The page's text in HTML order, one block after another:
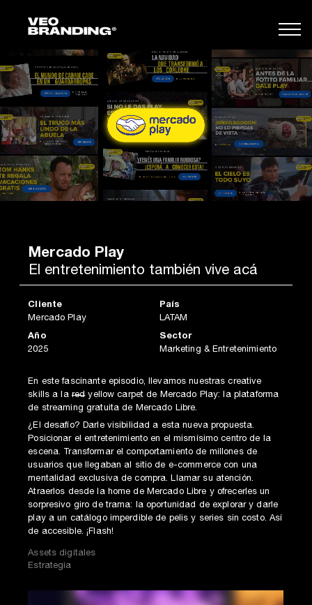
Mercado Play
El entretenimiento también vive acá
Cliente
Mercado Play
Año
2025
País
LATAM
Sector
Marketing & Entretenimiento
En este fascinante episodio, llevamos nuestras creative
skills a laredyellow carpet de Mercado Play: la plataforma
de streaming gratuita de Mercado Libre.
¿El desafío? Darle visibilidad a esta nueva propuesta.
Posicionar el entretenimiento en el mismísimo centro de la
escena. Transformar el comportamiento de millones de
usuarios que llegaban al sitio de e-commerce con una
mentalidad exclusiva de compra. Llamar su atención.
Atraerlos desde la home de Mercado Libre y ofrecerles un
sorpresivo giro de trama: la oportunidad de explorar y darle
play a un catálogo imperdible de pelis y series sin costo. Así
de accesible. ¡Flash!
Assets digitales
Estrategia